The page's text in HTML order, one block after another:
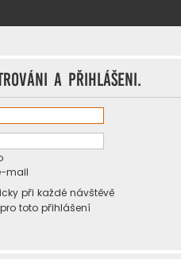
a přihlášeni.
mail
při každé návštěvě
toto přihlášení